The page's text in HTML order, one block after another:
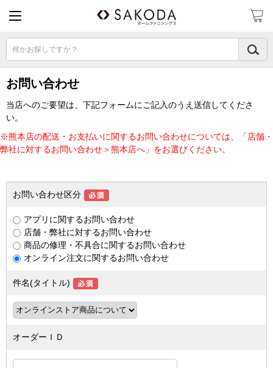
何かお探しですか？
お問い合わせ
当店へのご要望は、下記フォームにご記入のうえ送信してくださ
い。
※熊本店の配送・お支払いに関するお問い合わせについては、「店舗・
弊社に対するお問い合わせ＞熊本店へ」をお選びください。
お問い合わせ区分
アプリに関するお問い合わせ
店舗・弊社に対するお問い合わせ
商品の修理・不具合に関するお問い合わせ
オンライン注文に関するお問い合わせ
件名(タイトル)
オーダーＩＤ